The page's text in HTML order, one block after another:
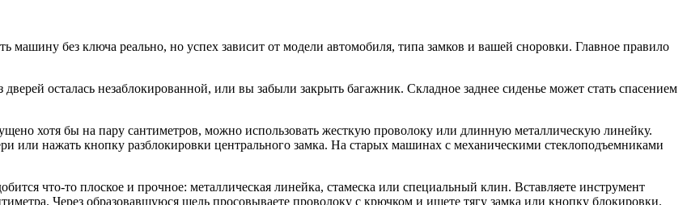
машину без ключа реально, но успех зависит от модели автомобиля, типа замков и вашей сноровки. Главное правило
осталась незаблокированной, или вы забыли закрыть багажник. Складное заднее сиденье может стать спасением
хотя бы на пару сантиметров, можно использовать жесткую проволоку или длинную металлическую линейку.
или нажать кнопку разблокировки центрального замка. На старых машинах с механическими стеклоподъемниками
что-то плоское и прочное: металлическая линейка, стамеска или специальный клин. Вставляете инструмент
Через образовавшуюся щель просовываете проволоку с крючком и ищете тягу замка или кнопку блокировки.